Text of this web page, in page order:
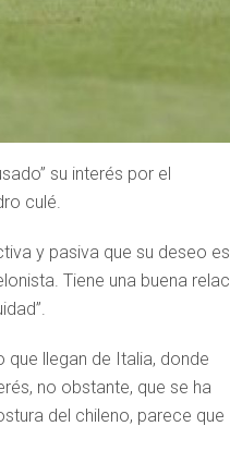
su interés por el
culé.
y pasiva que su deseo es
Tiene una buena
llegan de Italia, donde
no obstante, que se ha
del chileno, parece que